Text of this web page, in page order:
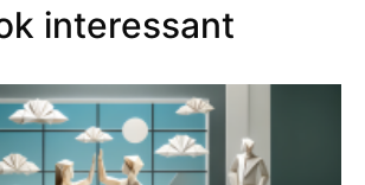
interessant